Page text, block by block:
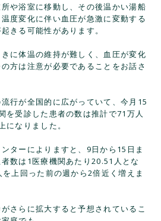
や浴室に移動し、その後温かい湯船
度変化に伴い血圧が急激に変動する
きる可能性があります。
に体温の維持が難しく、血圧が変化
方は注意が必要であることをお話さ
行が全国的に広がっていて、今月15
を受診した患者の数は推計で71万人
になりました。
ターによりますと、9日から15日ま
数は1医療機関あたり20.51人とな
上回った前の週から2倍近く増えま
さらに拡大すると予想されているこ